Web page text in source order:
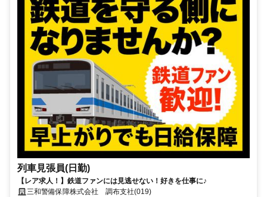
列車見張員(日勤)
【レア求人！】鉄道ファンには見逃せない！好きを仕事に♪
三和警備保障株式会社 調布支社(019)